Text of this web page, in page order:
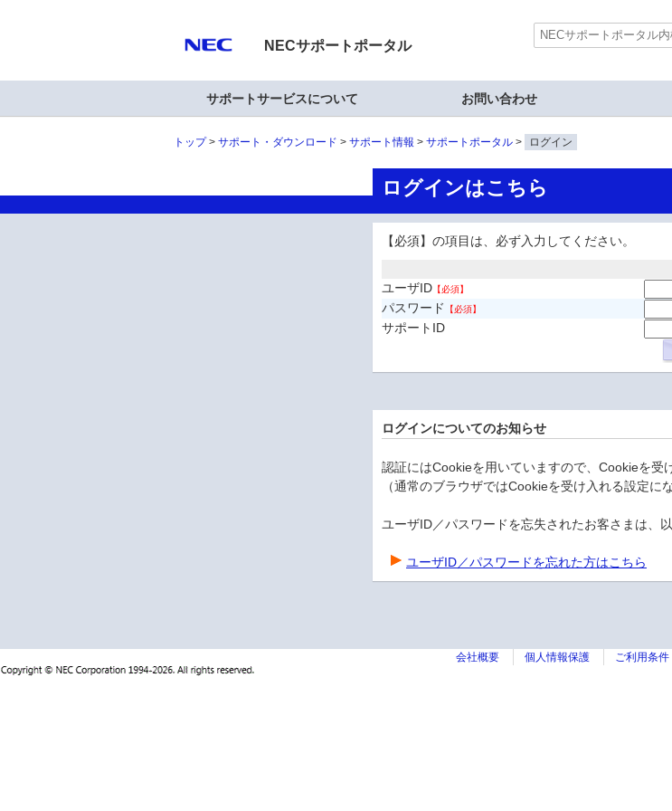
NECサポートポータル
サポートサービスについて お問い合わせ
トップ サポート・ダウンロード サポート情報 サポートポータル ログイン
ログインはこちら
【必須】の項目は、必ず入力してください。
ユーザID 【必須】
パスワード 【必須】
サポートID
ログインについてのお知らせ
認証にはCookieを用いていますので、Cookieを受
（通常のブラウザではCookieを受け入れる設定に
ユーザID／パスワードを忘失されたお客さまは、
ユーザID／パスワードを忘れた方はこちら
会社概要 個人情報保護 ご利用条件